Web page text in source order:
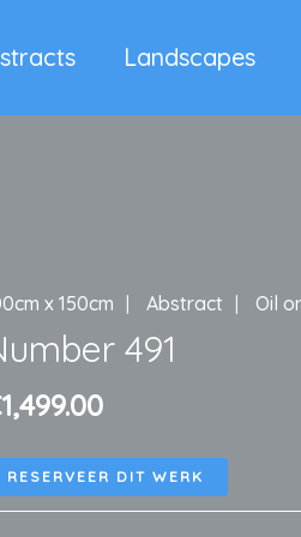
Landscapes
x 150cm Abstract Oil
491
1,499.00
RESERVEER DIT WERK